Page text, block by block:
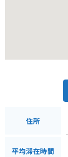
住所
平均滞在時間